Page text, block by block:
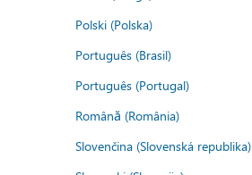
Polski (Polska)
Português (Brasil)
Português (Portugal)
Română (România)
Slovenčina (Slovenská republika)